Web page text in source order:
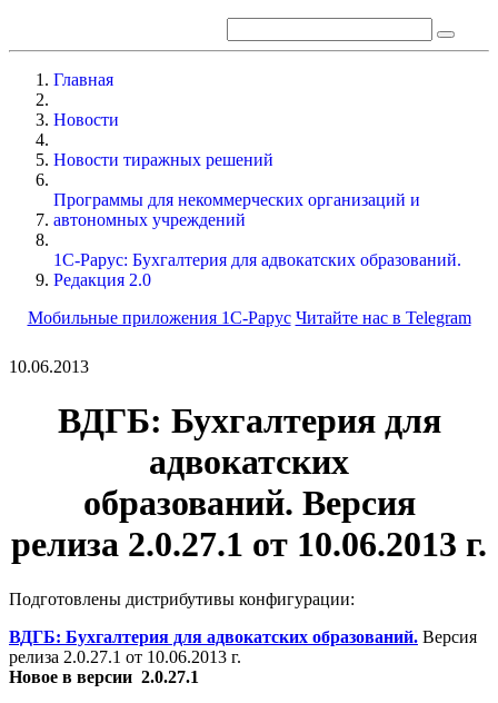
Главная
Новости
Новости тиражных решений
Программы для некоммерческих организаций и
автономных учреждений
1С-Рарус: Бухгалтерия для адвокатских образований.
Редакция 2.0
Мобильные приложения 1С-Рарус Читайте нас в Telegram
10.06.2013
ВДГБ: Бухгалтерия для
адвокатских
образований. Версия
релиза 2.0.27.1 от 10.06.2013 г.
Подготовлены дистрибутивы конфигурации:
ВДГБ: Бухгалтерия для адвокатских образований. Версия
релиза 2.0.27.1 от 10.06.2013 г.
Новое в версии 2.0.27.1